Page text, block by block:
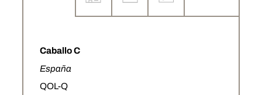
Caballo C
España
QOL-Q